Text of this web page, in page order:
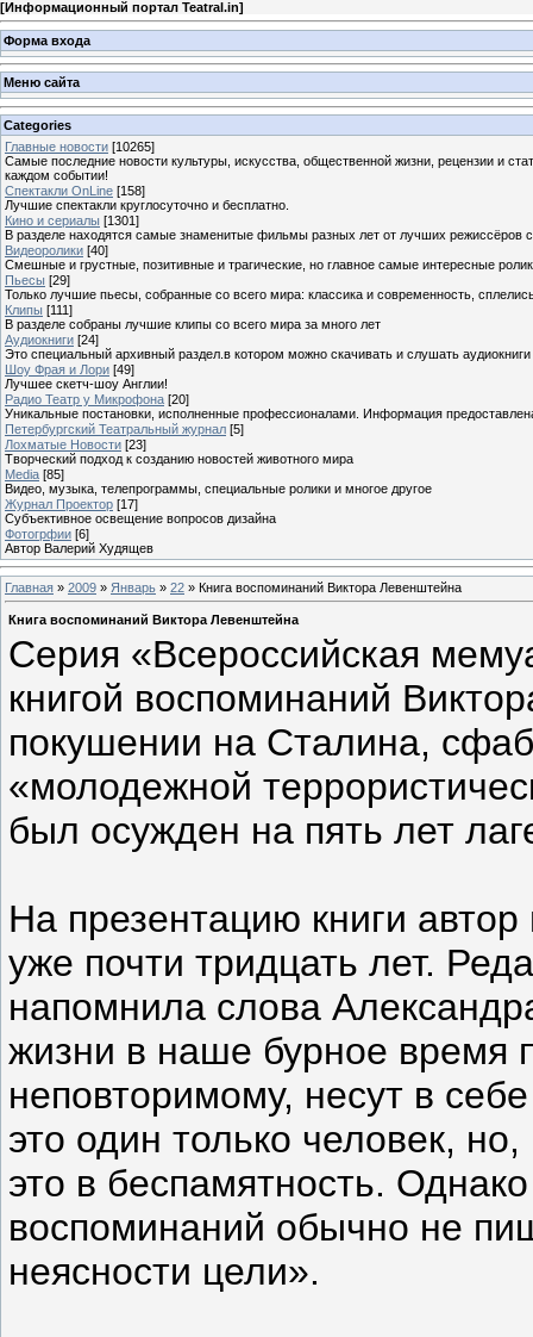
[Информационный портал Teatral.in]
Форма входа
Меню сайта
Categories
Главные новости [10265]
Самые последние новости культуры, искусства, общественной жизни, рецензии и
каждом событии!
Спектакли OnLine [158]
Лучшие спектакли круглосуточно и бесплатно.
Кино и сериалы [1301]
В разделе находятся самые знаменитые фильмы разных лет от лучших режиссёров
Видеоролики [40]
Смешные и грустные, позитивные и трагические, но главное самые интересные
Пьесы [29]
Только лучшие пьесы, собранные со всего мира: классика и современность,
Клипы [111]
В разделе собраны лучшие клипы со всего мира за много лет
Аудиокниги [24]
Это специальный архивный раздел.в котором можно скачивать и слушать
Шоу Фрая и Лори [49]
Лучшее скетч-шоу Англии!
Радио Театр у Микрофона [20]
Уникальные постановки, исполненные профессионалами. Информация
Петербургский Театральный журнал [5]
Лохматые Новости [23]
Творческий подход к созданию новостей животного мира
Media [85]
Видео, музыка, телепрограммы, специальные ролики и многое другое
Журнал Проектор [17]
Субъективное освещение вопросов дизайна
Фотогрфии [6]
Автор Валерий Худящев
Главная » 2009 » Январь » 22 » Книга воспоминаний Виктора Левенштейна
Книга воспоминаний Виктора Левенштейна
Серия «Всероссийская
книгой воспоминаний
покушении на Сталина,
«молодежной
был осужден на пять лет
На презентацию книги
уже почти тридцать лет.
напомнила слова
жизни в наше бурное время
неповторимому, несут в
это один только человек,
это в беспамятность.
воспоминаний обычно не
неясности цели».